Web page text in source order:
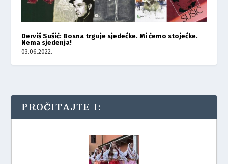
Derviš Sušić: Bosna trguje sjedećke. Mi ćemo stojećke.
Nema sjedenja!
03.06.2022.
PROČITAJTE I: